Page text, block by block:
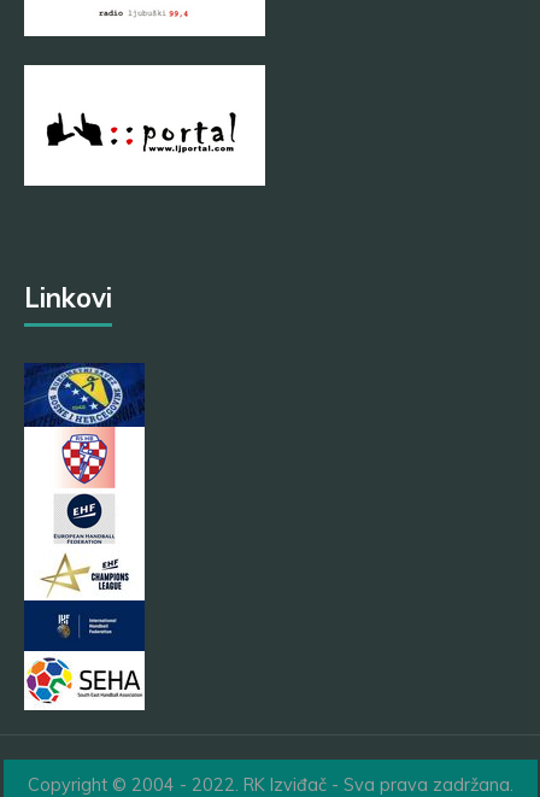
Linkovi
Copyright © 2004 - 2022. RK Izviđač - Sva prava zadržana.